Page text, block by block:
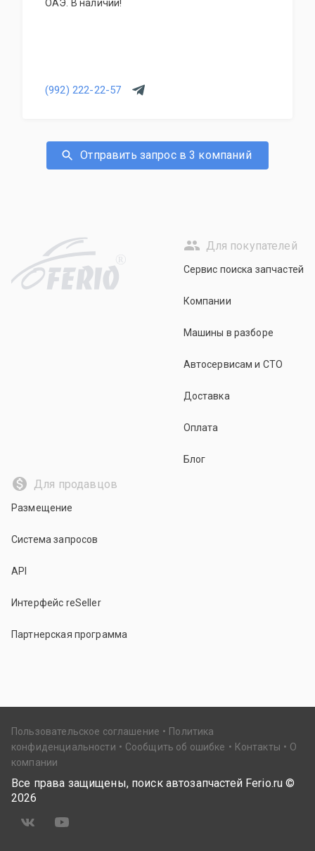
ОАЭ. В наличии!
(992) 222-22-57
Отправить запрос в 3 компаний
R
Для покупателей
Сервис поиска запчастей
Компании
Машины в разборе
Автосервисам и СТО
Доставка
Оплата
Блог
Для продавцов
Размещение
Система запросов
API
Интерфейс reSeller
Партнерская программа
Пользовательское соглашение
Политика
конфиденциальности
Сообщить об ошибке Контакты
О
компании
Все права защищены, поиск автозапчастей Ferio.ru ©
2026